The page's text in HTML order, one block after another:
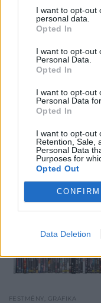
I want to opt-out
personal data.
Opted In
I want to opt-out
Personal Data.
Opted In
I want to opt-out
Personal Data
Opted In
I want to opt-out
Retention, Sale,
Personal Data
Purposes for
Opted Out
CONFIRM
Data Deletion
gyűjtemények
a tárgyfelvétel
GALÉRIA
KAPCSOLÓDÓ
FESTMÉNY, GRAFIKA